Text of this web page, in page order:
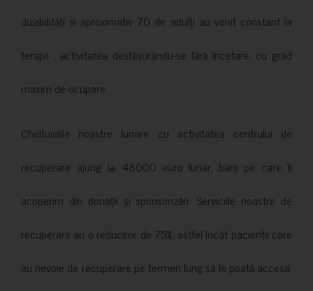
dizabilități și aproximativ 70 de adulți au venit constant la
terapii , activitatea desfășurându-se fără încetare, cu grad
maxim de ocupare.
Cheltuielile noastre lunare cu activitatea centrului de
recuperare ajung la 48000 euro lunar, bani pe care îi
acoperim din donații și sponsorizări. Serviciile noastre de
recuperare au o reducere de 75%, astfel încât pacienții care
au nevoie de recuperare pe termen lung să le poată accesa.